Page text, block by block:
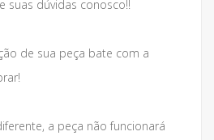
suas dúvidas conosco!!
de sua peça bate com a
a peça não funcionará